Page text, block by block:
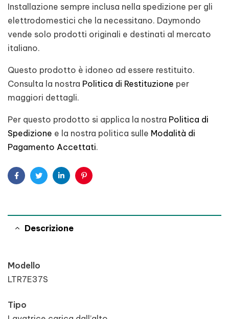
Installazione sempre inclusa nella spedizione per gli
elettrodomestici che la necessitano. Daymondo
vende solo prodotti originali e destinati al mercato
italiano.
Questo prodotto è idoneo ad essere restituito.
Consulta la nostra Politica di Restituzione per
maggiori dettagli.
Per questo prodotto si applica la nostra Politica di
Spedizione e la nostra politica sulle Modalità di
Pagamento Accettati.
FacebookTwitterLinkedinPinterest
Descrizione
Modello
LTR7E37S
Tipo